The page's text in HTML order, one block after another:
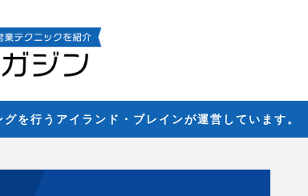
を行うアイランド・ブレインが運営しています。